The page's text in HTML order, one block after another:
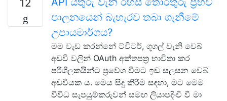
12
පාලනයෙන් බැහැරව තබා ගැනීමේ
උපායමාර්ගය?
මම වැඩ කරන්නේ ට්විටර්, ගූගල් වැනි වෙබ්
අඩවි වලින් OAuth අක්තපත්‍ර භාවිතා කර
පරිශීලකයින්ට ප්‍රවේශ වීමට ඉඩ සලසන වෙබ්
අඩවියක ය. මෙය සිදු කිරීම සඳහා, මට මෙම
විවිධ සැපයුම්කරුවන් සමඟ ලියාපදිංචි වී මා